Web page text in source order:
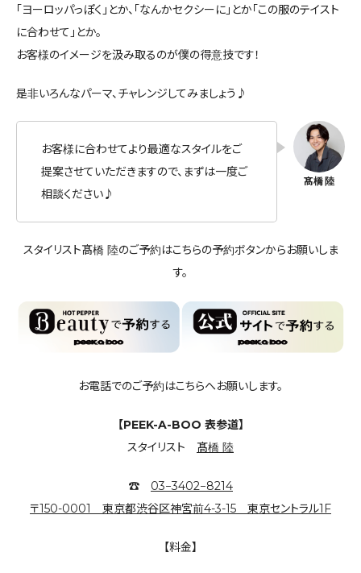
「ヨーロッパっぽく」とか、「なんかセクシーに」とか「この服のテイスト
に合わせて」とか。
お客様のイメージを汲み取るのが僕の得意技です！
是非いろんなパーマ、チャレンジしてみましょう♪
お客様に合わせてより最適なスタイルをご
提案させていただきますので、まずは一度ご
相談ください♪
スタイリスト髙橋 陸のご予約はこちらの予約ボタンからお願いしま
す。
お電話でのご予約はこちらへお願いします。
【PEEK-A-BOO 表参道】
スタイリスト 髙橋 陸
☎︎ 03−3402−8214
〒150-0001 東京都渋谷区神宮前4-3-15 東京セントラル1F
【料金】